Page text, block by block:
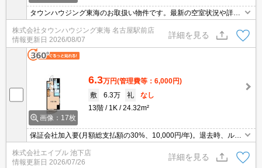
タウンハウジング東海のお取扱い物件です。最新の空室状況や詳細
株式会社タウンハウジング東海 名古屋駅前店
情報更新日 2026/08/07
詳細を見る
画像：17枚
6.3万円(管理費等：6,000円)
敷
6.3万 礼
なし
13階
1K 24.32m²
保証会社加入要(月額総支払額の30%、10,000円/年)。退去時、ルー
ムクリーニング料金55,000円。1年未満の解約時、違約金家賃+管理
費の1ヶ月分発生。
株式会社エイブル 池下店
情報更新日 2026/07/26
詳細を見る